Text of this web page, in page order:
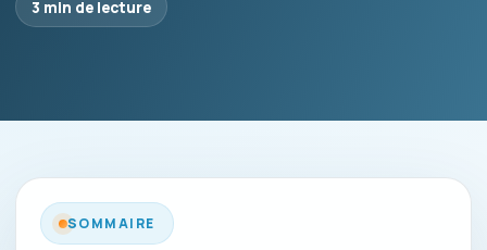
3 min de lecture
SOMMAIRE